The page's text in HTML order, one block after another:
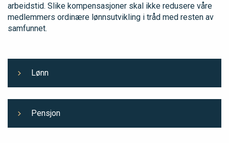
arbeidstid. Slike kompensasjoner skal ikke redusere våre
medlemmers ordinære lønnsutvikling i tråd med resten av
samfunnet.
Lønn
Pensjon